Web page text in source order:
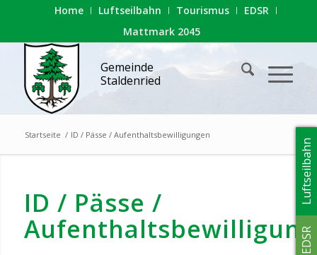
Home Luftseilbahn Tourismus
EDSR
Mattmark 2045
Gemeinde
Staldenried
Startseite / ID / Pässe / Aufenthaltsbewilligungen
ID / Pässe /
EDSR
Luftseilbahn